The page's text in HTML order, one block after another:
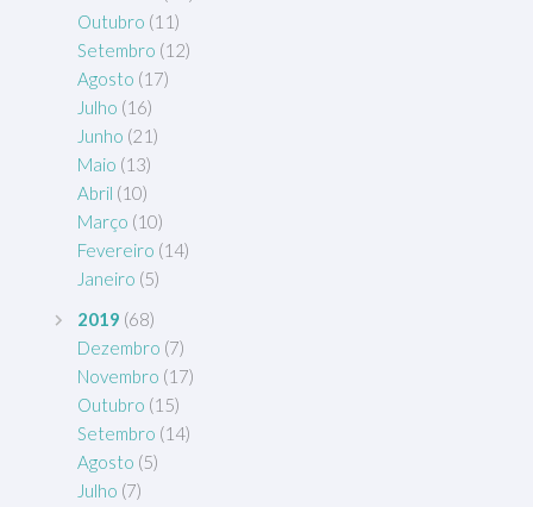
Outubro (11)
Setembro (12)
Agosto (17)
Julho (16)
Junho (21)
Maio (13)
Abril (10)
Março (10)
Fevereiro (14)
Janeiro (5)
2019 (68)
Dezembro (7)
Novembro (17)
Outubro (15)
Setembro (14)
Agosto (5)
Julho (7)